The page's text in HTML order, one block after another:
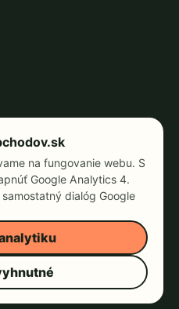
na fungovanie webu. S
Google Analytics 4.
dialóg Google